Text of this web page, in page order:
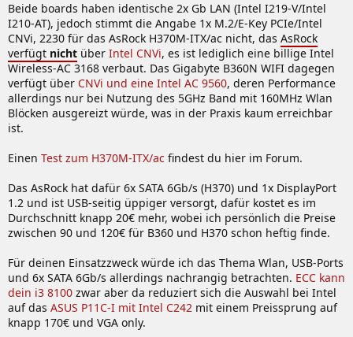
Beide boards haben identische 2x Gb LAN (Intel I219-V/​Intel
I210-AT), jedoch stimmt die Angabe 1x M.2/​E-Key PCIe/​Intel
CNVi, 2230 für das AsRock H370M-ITX/ac nicht, das AsRock
verfügt nicht über Intel CNVi, es ist lediglich eine billige Intel
Wireless-AC 3168 verbaut. Das Gigabyte B360N WIFI dagegen
verfügt über CNVi und eine Intel AC 9560, deren Performance
allerdings nur bei Nutzung des 5GHz Band mit 160MHz Wlan
Blöcken ausgereizt würde, was in der Praxis kaum erreichbar
ist.
Einen Test zum H370M-ITX/ac findest du hier im Forum.
Das AsRock hat dafür 6x SATA 6Gb/s (H370) und 1x DisplayPort
1.2 und ist USB-seitig üppiger versorgt, dafür kostet es im
Durchschnitt knapp 20€ mehr, wobei ich persönlich die Preise
zwischen 90 und 120€ für B360 und H370 schon heftig finde.
Für deinen Einsatzzweck würde ich das Thema Wlan, USB-Ports
und 6x SATA 6Gb/s allerdings nachrangig betrachten. ECC kann
dein i3 8100 zwar aber da reduziert sich die Auswahl bei Intel
auf das ASUS P11C-I mit Intel C242 mit einem Preissprung auf
knapp 170€ und VGA only.